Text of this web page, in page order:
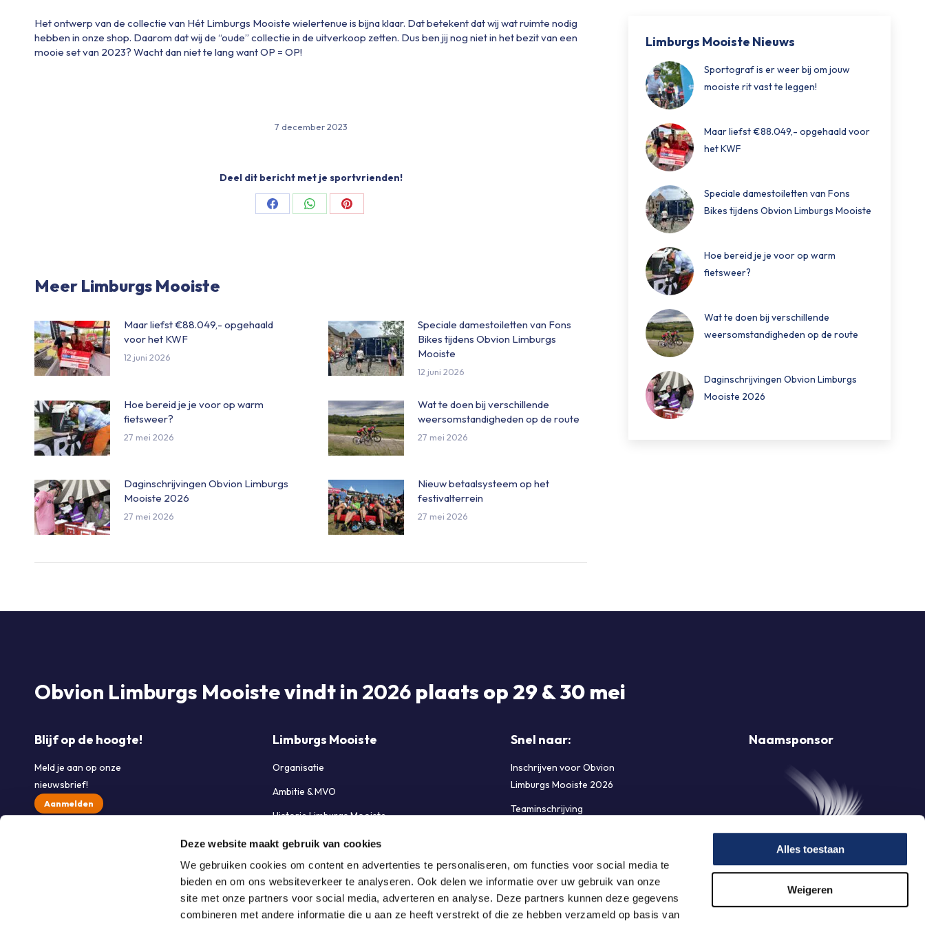
Deze website maakt gebruik van cookies
We gebruiken cookies om content en advertenties te personaliseren, om functies voor social media te
bieden en om ons websiteverkeer te analyseren. Ook delen we informatie over uw gebruik van onze
site met onze partners voor social media, adverteren en analyse. Deze partners kunnen deze gegevens
combineren met andere informatie die u aan ze heeft verstrekt of die ze hebben verzameld op basis van
Alles toestaan
Weigeren
Het ontwerp van de collectie van Hét Limburgs Mooiste wielertenue is bijna klaar. Dat betekent dat wij wat ruimte nodig
hebben in onze shop. Daarom dat wij de “oude” collectie in de uitverkoop zetten. Dus ben jij nog niet in het bezit van een
mooie set van 2023? Wacht dan niet te lang want OP = OP!
7 december 2023
Deel dit bericht met je sportvrienden!
Share
Share
Share
Meer Limburgs Mooiste
Maar liefst €88.049,- opgehaald
voor het KWF
12 juni 2026
Speciale damestoiletten van Fons
Bikes tijdens Obvion Limburgs
Mooiste
12 juni 2026
Hoe bereid je je voor op warm
fietsweer?
27 mei 2026
Wat te doen bij verschillende
weersomstandigheden op de route
27 mei 2026
Daginschrijvingen Obvion Limburgs
Mooiste 2026
27 mei 2026
Nieuw betaalsysteem op het
festivalterrein
27 mei 2026
Limburgs Mooiste Nieuws
Sportograf is er weer bij om jouw
mooiste rit vast te leggen!
Maar liefst €88.049,- opgehaald voor
het KWF
Speciale damestoiletten van Fons
Bikes tijdens Obvion Limburgs Mooiste
Hoe bereid je je voor op warm
fietsweer?
Wat te doen bij verschillende
weersomstandigheden op de route
Daginschrijvingen Obvion Limburgs
Mooiste 2026
Obvion Limburgs Mooistevindt in 2026 plaats op 29 & 30 mei
Blijf op de hoogte!
Meld je aan op onze
nieuwsbrief!
Aanmelden
Limburgs Mooiste
Organisatie
Ambitie & MVO
Historie Limburgs Mooiste
Partners & Sponsoren
Werken bij Limburgs Mooiste
Contact opnemen
Snel naar:
Inschrijven voor Obvion
Limburgs Mooiste 2026
Teaminschrijving
Naamsponsor